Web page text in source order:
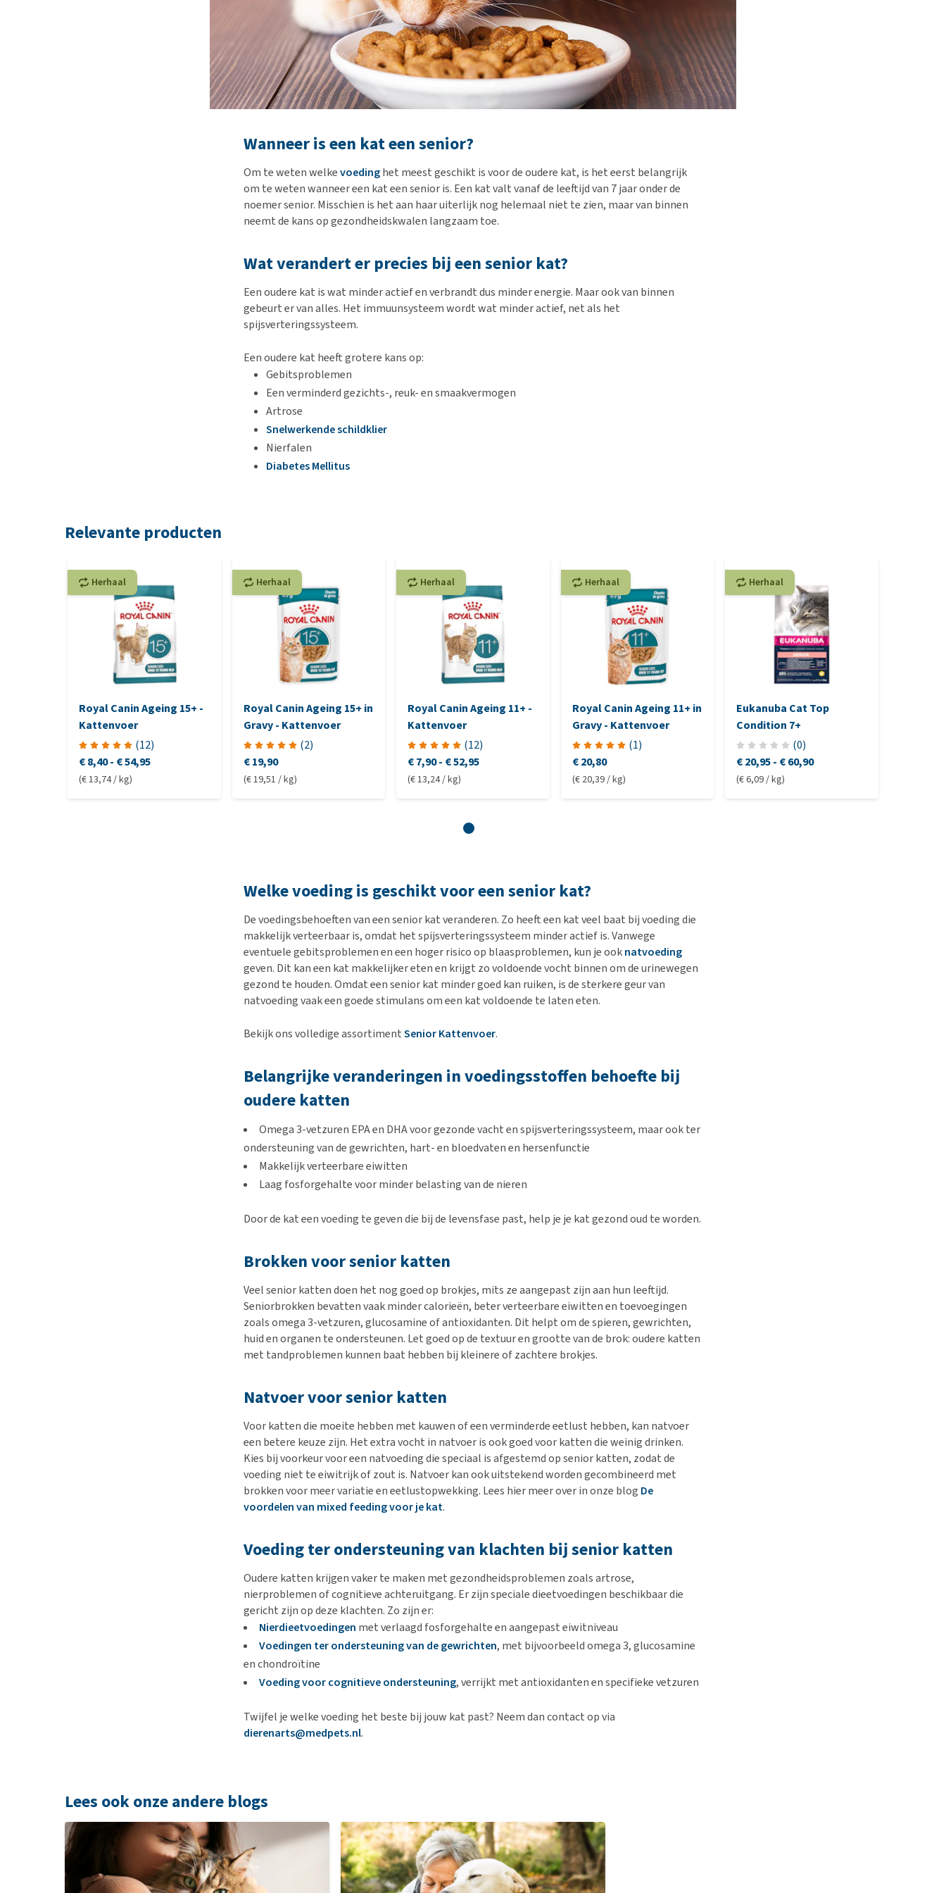
Wanneer is een kat een senior?
Om te weten welkevoedinghet meest geschikt is voor de oudere kat, is het eerst belangrijk
om te weten wanneer een kat een senior is. Een kat valt vanaf de leeftijd van 7 jaar onder de
noemer senior. Misschien is het aan haar uiterlijk nog helemaal niet te zien, maar van binnen
neemt de kans op gezondheidskwalen langzaam toe.
Wat verandert er precies bij een senior kat?
Een oudere kat is wat minder actief en verbrandt dus minder energie. Maar ook van binnen
gebeurt er van alles. Het immuunsysteem wordt wat minder actief, net als het
spijsverteringssysteem.
Een oudere kat heeft grotere kans op:
Gebitsproblemen
Een verminderd gezichts-, reuk- en smaakvermogen
Artrose
Snelwerkende schildklier
Nierfalen
Diabetes Mellitus
Relevante producten
Herhaal
Royal Canin Ageing 15+ -
Kattenvoer
(12)
€ 8,40- € 54,95
(€ 13,74 / kg)
Herhaal
Royal Canin Ageing 15+ in
Gravy - Kattenvoer
(2)
€ 19,90
(€ 19,51 / kg)
Herhaal
Royal Canin Ageing 11+ -
Kattenvoer
(12)
€ 7,90- € 52,95
(€ 13,24 / kg)
Herhaal
Royal Canin Ageing 11+ in
Gravy - Kattenvoer
(1)
€ 20,80
(€ 20,39 / kg)
Herhaal
Eukanuba Cat Top
Condition 7+
(0)
€ 20,95- € 60,90
(€ 6,09 / kg)
Welke voeding is geschikt voor een senior kat?
De voedingsbehoeften van een senior kat veranderen. Zo heeft een kat veel baat bij voeding die
makkelijk verteerbaar is, omdat het spijsverteringssysteem minder actief is. Vanwege
eventuele gebitsproblemen en een hoger risico op blaasproblemen, kun je ooknatvoeding
geven. Dit kan een kat makkelijker eten en krijgt zo voldoende vocht binnen om de urinewegen
gezond te houden. Omdat een senior kat minder goed kan ruiken, is de sterkere geur van
natvoeding vaak een goede stimulans om een kat voldoende te laten eten.
Bekijk ons volledige assortimentSenior Kattenvoer.
Belangrijke veranderingen in voedingsstoffen behoefte bij
oudere katten
Omega 3-vetzuren EPA en DHA voor gezonde vacht en spijsverteringssysteem, maar ook ter
ondersteuning van de gewrichten, hart- en bloedvaten en hersenfunctie
Makkelijk verteerbare eiwitten
Laag fosforgehalte voor minder belasting van de nieren
Door de kat een voeding te geven die bij de levensfase past, help je je kat gezond oud te worden.
Brokken voor senior katten
Veel senior katten doen het nog goed op brokjes, mits ze aangepast zijn aan hun leeftijd.
Seniorbrokken bevatten vaak minder calorieën, beter verteerbare eiwitten en toevoegingen
zoals omega 3-vetzuren, glucosamine of antioxidanten. Dit helpt om de spieren, gewrichten,
huid en organen te ondersteunen. Let goed op de textuur en grootte van de brok: oudere katten
met tandproblemen kunnen baat hebben bij kleinere of zachtere brokjes.
Natvoer voor senior katten
Voor katten die moeite hebben met kauwen of een verminderde eetlust hebben, kan natvoer
een betere keuze zijn. Het extra vocht in natvoer is ook goed voor katten die weinig drinken.
Kies bij voorkeur voor een natvoeding die speciaal is afgestemd op senior katten, zodat de
voeding niet te eiwitrijk of zout is. Natvoer kan ook uitstekend worden gecombineerd met
brokken voor meer variatie en eetlustopwekking. Lees hier meer over in onze blog De
voordelen van mixed feeding voor je kat.
Voeding ter ondersteuning van klachten bij senior katten
Oudere katten krijgen vaker te maken met gezondheidsproblemen zoals artrose,
nierproblemen of cognitieve achteruitgang. Er zijn speciale dieetvoedingen beschikbaar die
gericht zijn op deze klachten. Zo zijn er:
Nierdieetvoedingen met verlaagd fosforgehalte en aangepast eiwitniveau
Voedingen ter ondersteuning van de gewrichten, met bijvoorbeeld omega 3, glucosamine
en chondroïtine
Voeding voor cognitieve ondersteuning, verrijkt met antioxidanten en specifieke vetzuren
Twijfel je welke voeding het beste bij jouw kat past? Neem dan contact op via
dierenarts@medpets.nl.
Lees ook onze andere blogs